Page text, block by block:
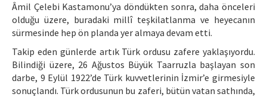
Âmil Çelebi Kastamonu’ya döndükten sonra, daha önceleri
olduğu üzere, buradaki millî teşkilatlanma ve heyecanın
sürmesinde hep ön planda yer almaya devam etti.
Takip eden günlerde artık Türk ordusu zafere yaklaşıyordu.
Bilindiği üzere, 26 Ağustos Büyük Taarruzla başlayan son
darbe, 9 Eylül 1922’de Türk kuvvetlerinin İzmir’e girmesiyle
sonuçlandı. Türk ordusunun bu zaferi, bütün vatan sathında,